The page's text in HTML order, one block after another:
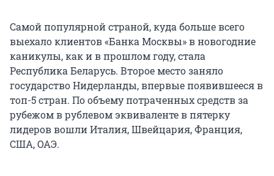
Самой популярной страной, куда больше всего
выехало клиентов «Банка Москвы» в новогодние
каникулы, как и в прошлом году, стала
Республика Беларусь. Второе место заняло
государство Нидерланды, впервые появившееся в
топ-5 стран. По объему потраченных средств за
рубежом в рублевом эквиваленте в пятерку
лидеров вошли Италия, Швейцария, Франция,
США, ОАЭ.